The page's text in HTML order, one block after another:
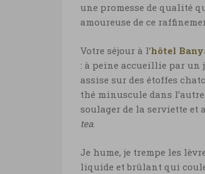
une promesse de qualité
amoureuse de ce
Votre séjour à l’hôtel
: à peine accueillie par un
assise sur des étoffes
thé minuscule dans
soulager de la serviette et
tea.
Je hume, je trempe les
liquide et brûlant qui